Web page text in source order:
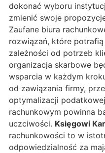
dokonać wyboru
zmienić swoje
Zaufane biura
rozwiązań, które
zależności od potrzeb
organizacja skarbowe
wsparcia w każdym
od zawiązania firmy,
optymalizacji
rachunkowym powinna
uczciwości. Księgowi
rachunkowości to w
odpowiedzialność za